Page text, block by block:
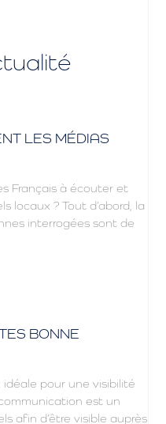
LES MÉDIAS
Français à écouter et
locaux ? Tout d’abord, la
interrogées sont de
BONNE
idéale pour une visibilité
est un
afin d’être visible auprès